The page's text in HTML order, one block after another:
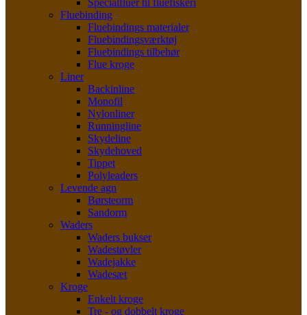
Specialfluer til fluefiskeri
Fluebinding
Fluebindings materialer
Fluebindingsværktøj
Fluebindings tilbehør
Flue kroge
Liner
Backinline
Monofil
Nylonliner
Runningline
Skydeline
Skydehoved
Tippet
Polyleaders
Levende agn
Børsteorm
Sandorm
Waders
Waders bukser
Wadestøvler
Wadejakke
Wadesæt
Kroge
Enkelt kroge
Tre - og dobbelt kroge